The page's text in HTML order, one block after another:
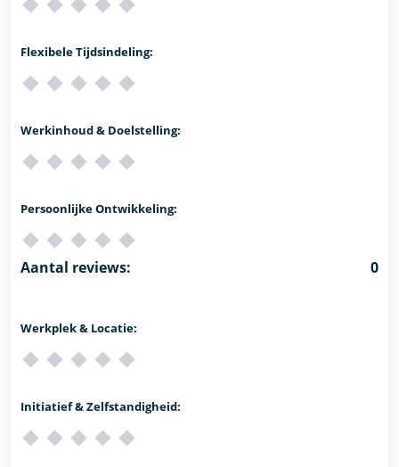
Flexibele Tijdsindeling:
Werkinhoud & Doelstelling:
Persoonlijke Ontwikkeling:
Aantal reviews: 0
Werkplek & Locatie:
Initiatief & Zelfstandigheid: